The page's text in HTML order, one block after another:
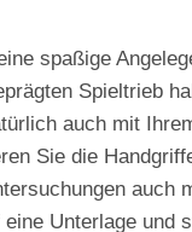
spaßige
Spieltrieb
auch mit
Sie die
auch
Unterlage und